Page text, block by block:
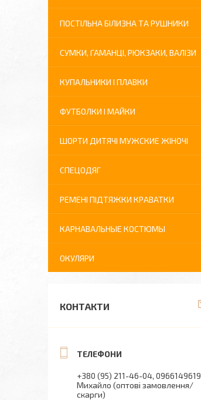
ПОСТІЛЬНА БІЛИЗНА ТА РУШНИКИ
СУМКИ, ГАМАНЦІ, РЮКЗАКИ, ВАЛІЗИ
КУПАЛЬНИКИ І ПЛАВКИ
ФУТБОЛКИ І МАЙКИ
ШОРТИ ДИТЯЧІ МУЖСКИЕ ЖІНОЧІ
СПЕЦОДЯГ
РЕМЕНІ ПІДТЯЖКИ КРАВАТКИ
КАРНАВАЛЬНЫЕ КОСТЮМЫ
ОКУЛЯРИ
КОНТАКТИ
+380 (95) 211-46-04 0966149619
Михайло (оптові замовлення/
скарги)